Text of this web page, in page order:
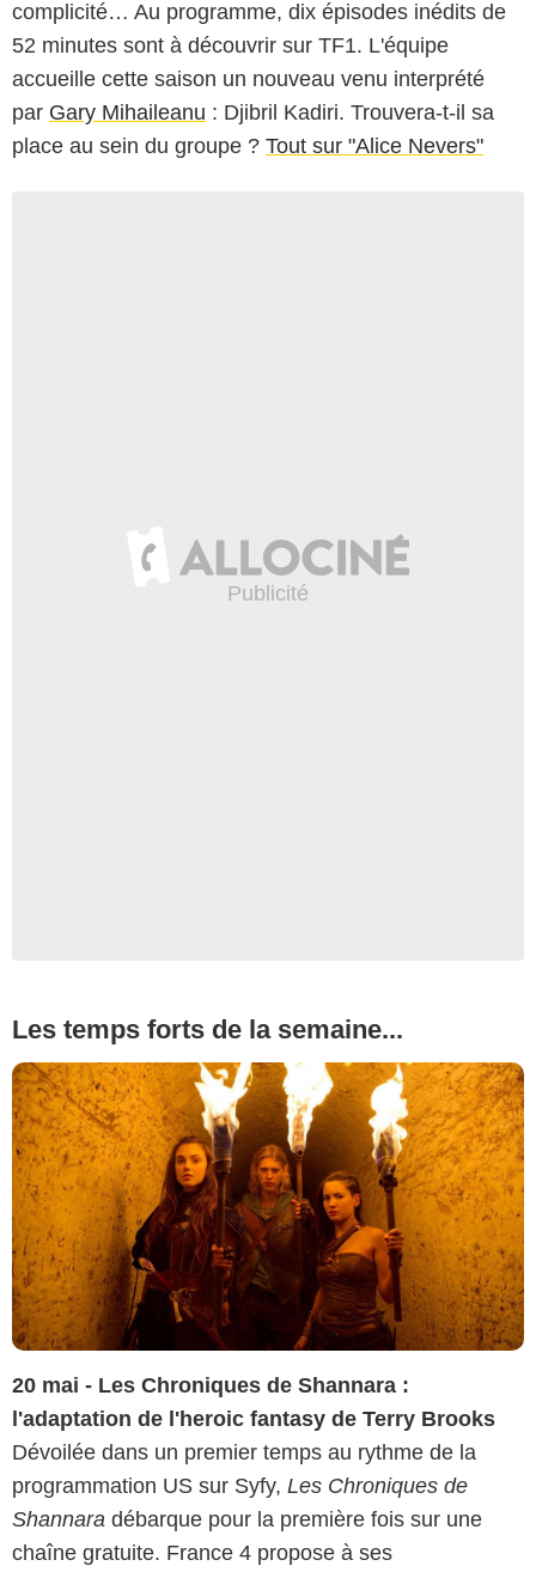
complicité… Au programme, dix épisodes inédits de
52 minutes sont à découvrir sur TF1. L'équipe
accueille cette saison un nouveau venu interprété
par Gary Mihaileanu : Djibril Kadiri. Trouvera-t-il sa
place au sein du groupe ? Tout sur "Alice Nevers"
Les temps forts de la semaine...
20 mai - Les Chroniques de Shannara :
l'adaptation de l'heroic fantasy de Terry Brooks
Dévoilée dans un premier temps au rythme de la
programmation US sur Syfy, Les Chroniques de
Shannara débarque pour la première fois sur une
chaîne gratuite. France 4 propose à ses